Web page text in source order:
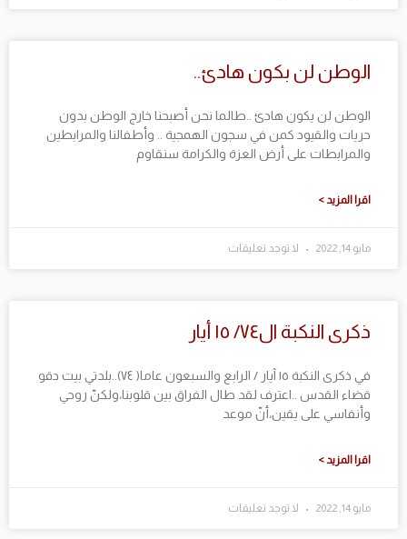
الوطن لن بكون هادئ..
الوطن لن يكون هادئ ..طالما نحن أصبحنا خارج الوطن بدون
حريات والقيود كمن في سجون الهمجية .. وأطفالنا والمرابطين
والمرابطات على أرض العزة والكرامة سنقاوم
اقرا المزيد >
مايو 14, 2022 لا توجد تعليقات
ذكرى النكبة ال٧٤/ ١٥ أيار
في ذكرى النكبة ١٥ آيار / الرابع والسبعون عاما( ٧٤)..بلدتي بيت دقو
قضاء القدس ..اعترف لقد طال الفراق بين قلوبنا،ولكنّ روحي
وأنفاسي على يقين،أنّ موعد
اقرا المزيد >
مايو 14, 2022 لا توجد تعليقات